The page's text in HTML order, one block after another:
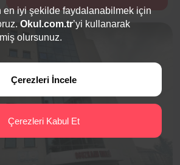
en iyi şekilde faydalanabilmek için
Okul.com.tr’yi kullanarak
olursunuz.
Çerezleri İncele
Çerezleri Kabul Et